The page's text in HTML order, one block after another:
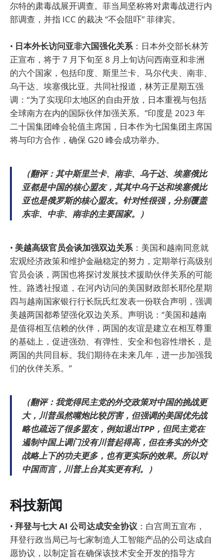
尔特的肃毒战展开调查。菲当局坚称将对肃毒战进行内
部调查，并指 ICC 的裁决 “不会阻吓” 菲律宾。
• 日本外长访问亚非六国强化关系：日本外交部长林芳
正宣布，将于 7 月下旬至 8 月上旬访问西南亚和非洲
的六个国家，包括印度、斯里兰卡、马尔代夫、南非、
乌干达、埃塞俄比亚。共同社报道，林芳正星期五强
调：“为了实现印太地区的自由开放，日本重视与包括
全球南方在内的国际伙伴加强关系。”印度是 2023 年
二十国集团峰会轮值主席国，日本作为七国集团主席国
将与印方合作，确保 G20 峰会成功举办。
（翻评：其中斯里兰卡、南非、乌干达、埃塞俄比
亚都是中国的核心盟友，其其中乌干达和埃塞俄比
亚也是俄罗斯的核心盟友。针对性很强，分别覆盖
东非、中非、南非的主要国家。）
• 美越高级官员会谈加强双边关系：美国和越南同意就
宏观经济政策和维护金融稳定的努力，定期举行高级别
官员会谈，两国也将探讨发展技术援助伙伴关系的可能
性。路透社报道，在河内访问的美国财政部长耶伦星期
四与越南国家银行行长阮氏红发表一份联合声明，强调
美越两国都希望强化双边关系。声明说：“美国和越南
是值得相互信赖的伙伴，两国的友谊是建立在相互尊重
的基础上，促进强劲、有弹性、安全和包容性增长，是
两国的共同目标。我们期待在未来几年，进一步加强我
们的伙伴关系。”
（翻评：我觉得民主党的外交政策对中国的挑战更
大，川普虽然嘴炮比较厉害，但强调的美国优先战
略也疏远了很多盟友，例如退出TPP，但民主党在
遏制中国上调门没有川普起得高，但在务实的外交
战略上下的功夫更多，也有更实际的效果。所以对
中国而言，川普上台其实更有利。）
科技新闻
• 拜登与七大 AI 公司达成安全协议 ：白宫周五宣布，
拜登行政当局已与七家制造人工智能产品的公司达成自
愿协议，以制定旨在确保该技术安全开发的指导方